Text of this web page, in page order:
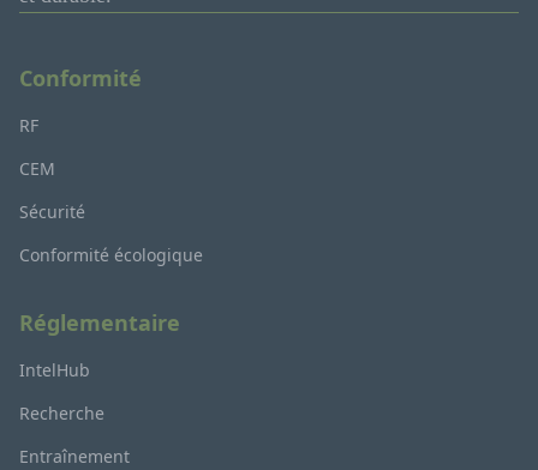
Conformité
RF
CEM
Sécurité
Conformité écologique
Réglementaire
IntelHub
Recherche
Entraînement